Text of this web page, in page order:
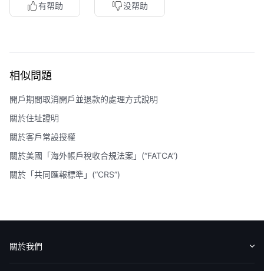
有帮助 没帮助
相似問題
開戶期間取消開戶並退款的處理方式說明
關於住址證明
關於客戶常設授權
關於美國「海外帳戶稅收合規法案」(“FATCA”)
關於「共同匯報標準」(“CRS”)
關於我們